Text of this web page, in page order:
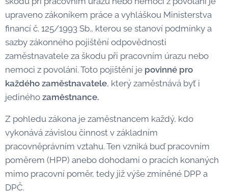
upraveno zákoníkem práce a vyhláškou Ministerstva
financí č. 125/1993 Sb., kterou se stanoví podmínky a
sazby zákonného pojištění odpovědnosti
zaměstnavatele za škodu při pracovním úrazu nebo
nemoci z povolání. Toto pojištění je povinné pro
každého zaměstnavatele, který zaměstnává byť i
jediného zaměstnance.
Z pohledu zákona je zaměstnancem každý, kdo
vykonává závislou činnost v základním
pracovněprávním vztahu. Ten vzniká buď pracovním
poměrem (HPP) anebo dohodami o pracích konaných
mimo pracovní poměr, tedy již výše zmíněné DPP a
DPČ.